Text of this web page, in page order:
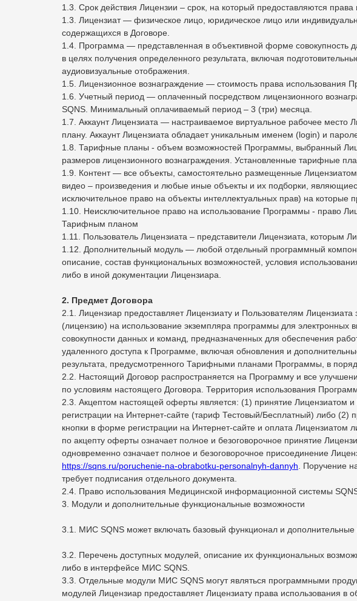
1.3. Срок действия Лицензии – срок, на который предоставляются права
1.3. Лицензиат — физическое лицо, юридическое лицо или
содержащихся в Договоре.
1.4. Программа — представленная в объективной форме совокупность
в целях получения определенного результата, включая
аудиовизуальные отображения.
1.5. Лицензионное вознаграждение — стоимость права
1.6. Учетный период — оплаченный посредством лицензионного
SQNS. Минимальный оплачиваемый период – 3 (три) месяца.
1.7. Аккаунт Лицензиата — настраиваемое виртуальное рабочее
плану. Аккаунт Лицензиата обладает уникальным именем (login) и
1.8. Тарифные планы - объем возможностей Программы, выбранный
размеров лицензионного вознаграждения. Установленные тарифные
1.9. Контент — все объекты, самостоятельно размещенные
видео – произведения и любые иные объекты и их подборки,
исключительное право на объекты интеллектуальных прав) на
1.10. Неисключительное право на использование Программы - право
Тарифным планом
1.11. Пользователь Лицензиата – представители Лицензиата, которым
1.12. Дополнительный модуль — любой отдельный программный
описание, состав функциональных возможностей, условия
либо в иной документации Лицензиара.
2. Предмет Договора
2.1. Лицензиар предоставляет Лицензиату и Пользователям
(лицензию) на использование экземпляра программы для
совокупности данных и команд, предназначенных для обеспечения
удаленного доступа к Программе, включая обновления и
результата, предусмотренного Тарифными планами Программы, в
2.2. Настоящий Договор распространяется на Программу и все
по условиям настоящего Договора. Территория использования
2.3. Акцептом настоящей оферты является: (1) принятие Лицензиатом
регистрации на Интернет-сайте (тариф Тестовый/Бесплатный) либо (2)
кнопки в форме регистрации на Интернет-сайте и оплата
по акцепту оферты означает полное и безоговорочное принятие
одновременно означает полное и безоговорочное присоединение
https://sqns.ru/poruchenie-na-obrabotku-personalnyh-dannyh . Поручение
требует подписания отдельного документа.
2.4. Право использования Медицинской информационной системы
3. Модули и дополнительные функциональные возможности
3.1. МИС SQNS может включать базовый функционал и дополнительные
3.2. Перечень доступных модулей, описание их функциональных
либо в интерфейсе МИС SQNS.
3.3. Отдельные модули МИС SQNS могут являться программными
модулей Лицензиар предоставляет Лицензиату права использования в